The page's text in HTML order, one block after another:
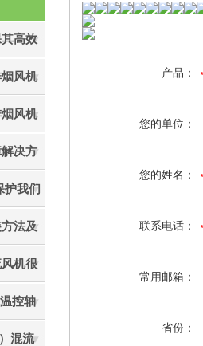
高效
风机
风机
决方
护我们
法及
机很
控轴
混流
产品：
您的单位：
您的姓名：
联系电话：
常用邮箱：
省份：